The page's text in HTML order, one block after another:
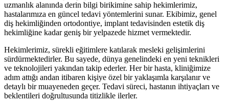
uzmanlık alanında derin bilgi birikimine sahip hekimlerimiz,
hastalarımıza en güncel tedavi yöntemlerini sunar. Ekibimiz, genel
diş hekimliğinden ortodontiye, implant tedavisinden estetik diş
hekimliğine kadar geniş bir yelpazede hizmet vermektedir.
Hekimlerimiz, sürekli eğitimlere katılarak mesleki gelişimlerini
sürdürmektedirler. Bu sayede, dünya genelindeki en yeni teknikleri
ve teknolojileri yakından takip ederler. Her bir hasta, kliniğimize
adım attığı andan itibaren kişiye özel bir yaklaşımla karşılanır ve
detaylı bir muayeneden geçer. Tedavi süreci, hastanın ihtiyaçları ve
beklentileri doğrultusunda titizlikle ilerler.